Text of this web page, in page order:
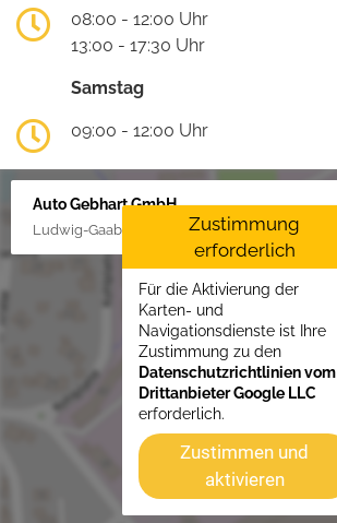
08:00 - 12:00 Uhr
13:00 - 17:30 Uhr
Samstag
09:00 - 12:00 Uhr
Auto Gebhart GmbH
Ludwig-Gaab-Str. 4, 88427 Bad Schussenried
Zustimmung
erforderlich
Für die Aktivierung der
Karten- und
Navigationsdienste ist Ihre
Zustimmung zu den
Datenschutzrichtlinien vom
Drittanbieter Google LLC
erforderlich.
Zustimmen und
aktivieren